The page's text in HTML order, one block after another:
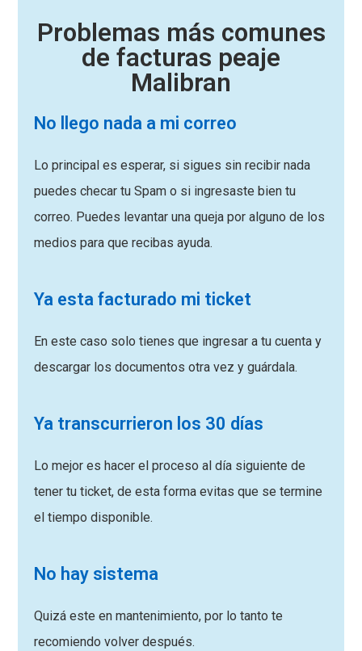
Problemas más comunes
de facturas peaje
Malibran
No llego nada a mi correo
Lo principal es esperar, si sigues sin recibir nada
puedes checar tu Spam o si ingresaste bien tu
correo. Puedes levantar una queja por alguno de los
medios para que recibas ayuda.
Ya esta facturado mi ticket
En este caso solo tienes que ingresar a tu cuenta y
descargar los documentos otra vez y guárdala.
Ya transcurrieron los 30 días
Lo mejor es hacer el proceso al día siguiente de
tener tu ticket, de esta forma evitas que se termine
el tiempo disponible.
No hay sistema
Quizá este en mantenimiento, por lo tanto te
recomiendo volver después.